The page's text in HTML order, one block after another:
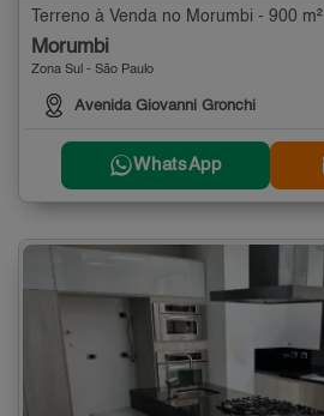
Terreno à Venda no Morumbi - 900 m²
Morumbi
Zona Sul - São Paulo
Avenida Giovanni Gronchi
WhatsApp